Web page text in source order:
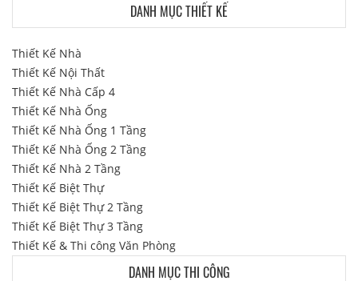
DANH MỤC THIẾT KẾ
Thiết Kế Nhà
Thiết Kế Nội Thất
Thiết Kế Nhà Cấp 4
Thiết Kế Nhà Ống
Thiết Kế Nhà Ống 1 Tầng
Thiết Kế Nhà Ống 2 Tầng
Thiết Kế Nhà 2 Tầng
Thiết Kế Biệt Thự
Thiết Kế Biệt Thự 2 Tầng
Thiết Kế Biệt Thự 3 Tầng
Thiết Kế & Thi công Văn Phòng
DANH MỤC THI CÔNG